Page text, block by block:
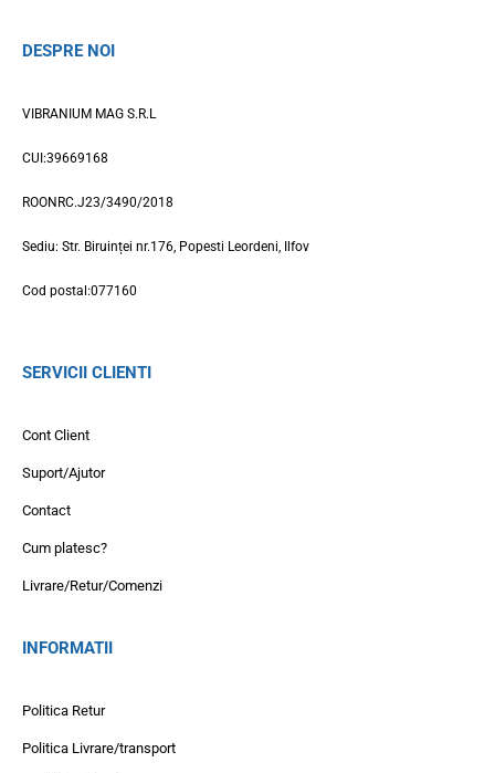
DESPRE NOI
VIBRANIUM MAG S.R.L
CUI:39669168
ROONRC.J23/3490/2018
Sediu: Str. Biruinței nr.176, Popesti Leordeni, Ilfov
Cod postal:077160
SERVICII CLIENTI
Cont Client
Suport/Ajutor
Contact
Cum platesc?
Livrare/Retur/Comenzi
INFORMATII
Politica Retur
Politica Livrare/transport